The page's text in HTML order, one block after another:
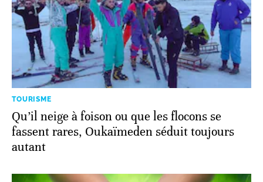
TOURISME
Qu’il neige à foison ou que les flocons se
fassent rares, Oukaïmeden séduit toujours
autant